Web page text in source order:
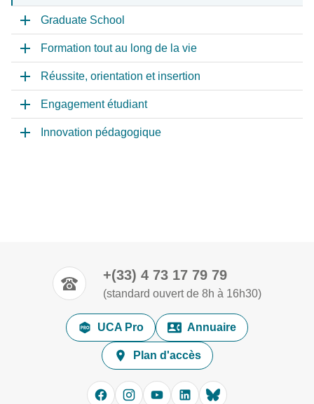
Graduate School
Formation tout au long de la vie
Réussite, orientation et insertion
Engagement étudiant
Innovation pédagogique
+(33) 4 73 17 79 79
(standard ouvert de 8h à 16h30)
UCA Pro Annuaire
Plan d'accès